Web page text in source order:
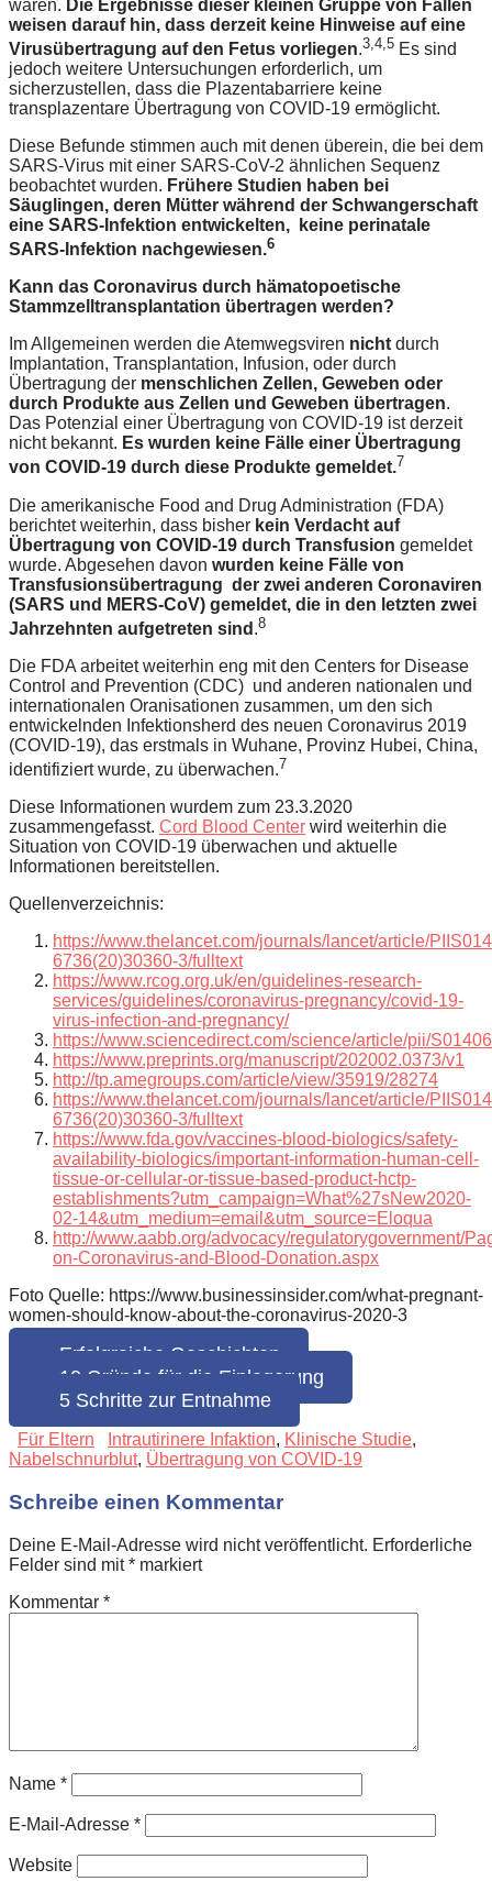
waren. Die Ergebnisse dieser kleinen Gruppe von Fällen
weisen darauf hin, dass derzeit keine Hinweise auf eine
Virusübertragung auf den Fetus vorliegen.3,4,5 Es sind
jedoch weitere Untersuchungen erforderlich, um
sicherzustellen, dass die Plazentabarriere keine
transplazentare Übertragung von COVID-19 ermöglicht.
Diese Befunde stimmen auch mit denen überein, die bei dem
SARS-Virus mit einer SARS-CoV-2 ähnlichen Sequenz
beobachtet wurden. Frühere Studien haben bei
Säuglingen, deren Mütter während der Schwangerschaft
eine SARS-Infektion entwickelten, keine perinatale
SARS-Infektion nachgewiesen.6
Kann das Coronavirus durch hämatopoetische
Stammzelltransplantation übertragen werden?
Im Allgemeinen werden die Atemwegsviren nicht durch
Implantation, Transplantation, Infusion, oder durch
Übertragung der menschlichen Zellen, Geweben oder
durch Produkte aus Zellen und Geweben übertragen.
Das Potenzial einer Übertragung von COVID-19 ist derzeit
nicht bekannt. Es wurden keine Fälle einer Übertragung
von COVID-19 durch diese Produkte gemeldet.7
Die amerikanische Food and Drug Administration (FDA)
berichtet weiterhin, dass bisher kein Verdacht auf
Übertragung von COVID-19 durch Transfusion gemeldet
wurde. Abgesehen davon wurden keine Fälle von
Transfusionsübertragung der zwei anderen Coronaviren
(SARS und MERS-CoV) gemeldet, die in den letzten zwei
Jahrzehnten aufgetreten sind .8
Die FDA arbeitet weiterhin eng mit den Centers for Disease
Control and Prevention (CDC) und anderen nationalen und
internationalen Oranisationen zusammen, um den sich
entwickelnden Infektionsherd des neuen Coronavirus 2019
(COVID-19), das erstmals in Wuhane, Provinz Hubei, China,
identifiziert wurde, zu überwachen.7
Diese Informationen wurdem zum 23.3.2020
zusammengefasst. Cord Blood Center wird weiterhin die
Situation von COVID-19 überwachen und aktuelle
Informationen bereitstellen.
Quellenverzeichnis:
https://www.thelancet.com/journals/lancet/article/
6736(20)30360-3/fulltext
https://www.rcog.org.uk/en/guidelines-research-
services/guidelines/coronavirus-pregnancy/covid-19-
virus-infection-and-pregnancy/
https://www.sciencedirect.com/science/article/pii/
https://www.preprints.org/manuscript/202002.0373/v1
http://tp.amegroups.com/article/view/35919/28274
https://www.thelancet.com/journals/lancet/article/
6736(20)30360-3/fulltext
https://www.fda.gov/vaccines-blood-biologics/safety-
availability-biologics/important-information-human-cell-
tissue-or-cellular-or-tissue-based-product-hctp-
establishments?utm_campaign=What%27sNew2020-
02-14&utm_medium=email&utm_source=Eloqua
http://www.aabb.org/advocacy/regulatorygovernment/
on-Coronavirus-and-Blood-Donation.aspx
Foto Quelle: https://www.businessinsider.com/what-pregnant-
women-should-know-about-the-coronavirus-2020-3
Erfolgreiche Geschichten
10 Gründe für die Einlagerung
5 Schritte zur Entnahme
Für Eltern Intrautirinere Infaktion, Klinische Studie,
Nabelschnurblut, Übertragung von COVID-19
Schreibe einen Kommentar
Deine E-Mail-Adresse wird nicht veröffentlicht. Erforderliche
Felder sind mit* markiert
Kommentar *
Name *
E-Mail-Adresse *
Website